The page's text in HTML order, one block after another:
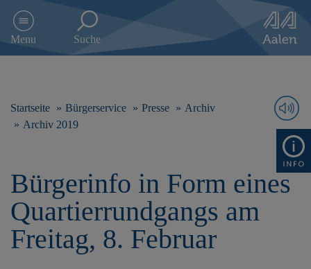
e
Menu Suche
Startseite Bürgerservice Presse
Archiv
Archiv 2019
Bürgerinfo in Form eines
Quartierrundgangs am
Freitag, 8. Februar